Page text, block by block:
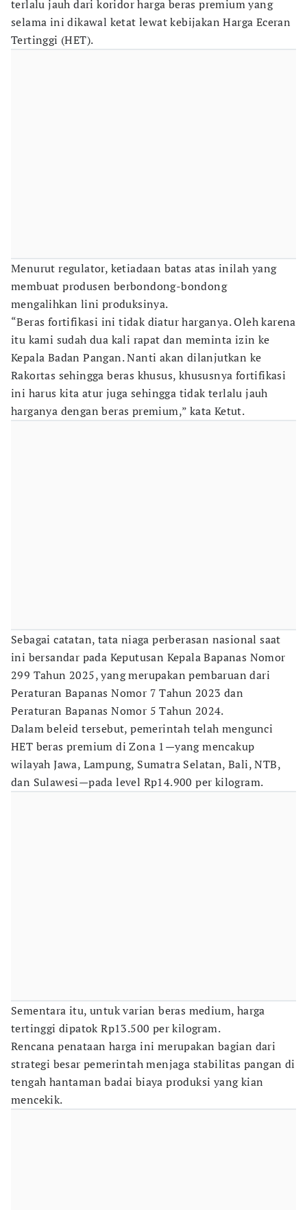
terlalu jauh dari koridor harga beras premium yang
selama ini dikawal ketat lewat kebijakan Harga Eceran
Tertinggi (HET).
Menurut regulator, ketiadaan batas atas inilah yang
membuat produsen berbondong-bondong
mengalihkan lini produksinya.
“Beras fortifikasi ini tidak diatur harganya. Oleh karena
itu kami sudah dua kali rapat dan meminta izin ke
Kepala Badan Pangan. Nanti akan dilanjutkan ke
Rakortas sehingga beras khusus, khususnya fortifikasi
ini harus kita atur juga sehingga tidak terlalu jauh
harganya dengan beras premium,” kata Ketut.
Sebagai catatan, tata niaga perberasan nasional saat
ini bersandar pada Keputusan Kepala Bapanas Nomor
299 Tahun 2025, yang merupakan pembaruan dari
Peraturan Bapanas Nomor 7 Tahun 2023 dan
Peraturan Bapanas Nomor 5 Tahun 2024.
Dalam beleid tersebut, pemerintah telah mengunci
HET beras premium di Zona 1—yang mencakup
wilayah Jawa, Lampung, Sumatra Selatan, Bali, NTB,
dan Sulawesi—pada level Rp14.900 per kilogram.
Sementara itu, untuk varian beras medium, harga
tertinggi dipatok Rp13.500 per kilogram.
Rencana penataan harga ini merupakan bagian dari
strategi besar pemerintah menjaga stabilitas pangan di
tengah hantaman badai biaya produksi yang kian
mencekik.